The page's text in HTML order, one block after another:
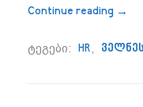
Continue reading “1
→
ტეგები: HR,